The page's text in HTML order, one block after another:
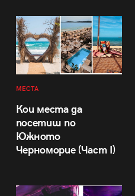
МЕСТА
Кои места да
посетиш по
Южното
Черноморие (Част I)